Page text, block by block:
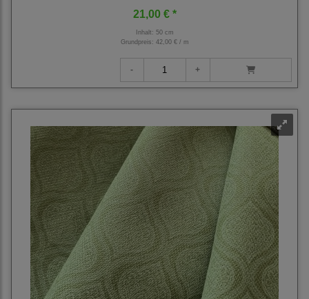
21,00 € *
Inhalt: 50 cm
Grundpreis: 42,00 € / m